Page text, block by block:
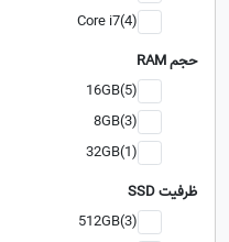
Core i7(4)
حجم RAM
16GB(5)
8GB(3)
32GB(1)
ظرفیت SSD
512GB(3)